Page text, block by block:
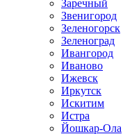
Заречный
Звенигород
Зеленогорск
Зеленоград
Ивангород
Иваново
Ижевск
Иркутск
Искитим
Истра
Йошкар-Ола